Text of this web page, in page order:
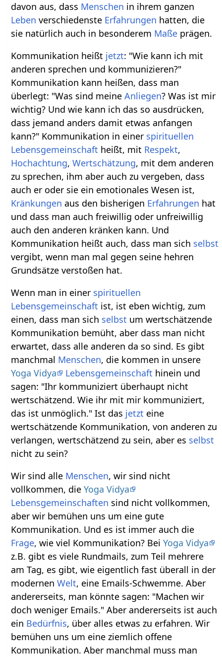
davon aus, dass Menschen in ihrem ganzen
Leben verschiedenste Erfahrungen hatten, die
sie natürlich auch in besonderem Maße prägen.
Kommunikation heißt jetzt: "Wie kann ich mit
anderen sprechen und kommunizieren?"
Kommunikation kann heißen, dass man
überlegt: "Was sind meineAnliegen? Was ist mir
wichtig? Und wie kann ich das so ausdrücken,
dass jemand anders damit etwas anfangen
kann?" Kommunikation in einer spirituellen
Lebensgemeinschaft heißt, mit Respekt,
Hochachtung,Wertschätzung, mit dem anderen
zu sprechen, ihm aber auch zu vergeben, dass
auch er oder sie ein emotionales Wesen ist,
Kränkungen aus den bisherigen Erfahrungen hat
und dass man auch freiwillig oder unfreiwillig
auch den anderen kränken kann. Und
Kommunikation heißt auch, dass man sich selbst
vergibt, wenn man mal gegen seine hehren
Grundsätze verstoßen hat.
Wenn man in einer spirituellen
Lebensgemeinschaft ist, ist eben wichtig, zum
einen, dass man sich selbst um wertschätzende
Kommunikation bemüht, aber dass man nicht
erwartet, dass alle anderen da so sind. Es gibt
manchmal Menschen, die kommen in unsere
Yoga Vidya
Lebensgemeinschaft hinein und
sagen: "Ihr kommuniziert überhaupt nicht
wertschätzend. Wie ihr mit mir kommuniziert,
das ist unmöglich." Ist das jetzt eine
wertschätzende Kommunikation, von anderen zu
verlangen, wertschätzend zu sein, aber es selbst
nicht zu sein?
Wir sind alle Menschen, wir sind nicht
vollkommen, dieYoga Vidya
Lebensgemeinschaften sind nicht vollkommen,
aber wir bemühen uns um eine gute
Kommunikation. Und es ist immer auch die
Frage, wie viel Kommunikation? BeiYoga Vidya
z.B. gibt es viele Rundmails, zum Teil mehrere
am Tag, es gibt, wie eigentlich fast überall in der
modernenWelt, eine Emails-Schwemme. Aber
andererseits, man könnte sagen: "Machen wir
doch weniger Emails." Aber andererseits ist auch
ein Bedürfnis, über alles etwas zu erfahren. Wir
bemühen uns um eine ziemlich offene
Kommunikation. Aber manchmal muss man